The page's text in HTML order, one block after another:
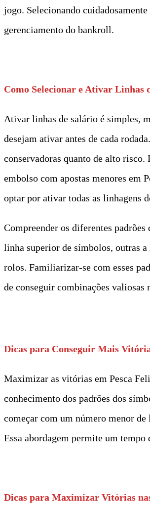
jogo. Selecionando
gerenciamento do bankroll.
Como Selecionar e Ativar Linhas
Ativar linhas de salário é simples,
desejam ativar antes de cada
conservadoras quanto de alto
embolso com apostas menores em
optar por ativar todas as linhagens
Compreender os diferentes
linha superior de símbolos, outras
rolos. Familiarizar-se com esses
de conseguir combinações valiosas
Dicas para Conseguir Mais
Maximizar as vitórias em Pesca
conhecimento dos padrões dos
começar com um número menor de
Essa abordagem permite um
Dicas para Maximizar Vitórias